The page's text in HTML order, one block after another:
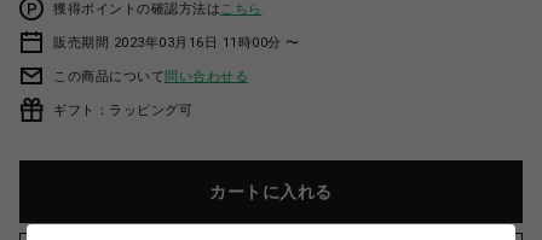
獲得ポイントの確認方法は こちら
販売期間 2023年03月16日 11時00分 〜
この商品について問い合わせる
ギフト：ラッピング可
カートに入れる